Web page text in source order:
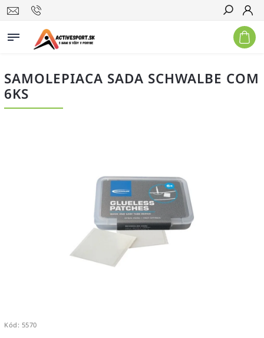
Hľadať
SAMOLEPIACA SADA SCHWALBE COM
6KS
Kód: 5570